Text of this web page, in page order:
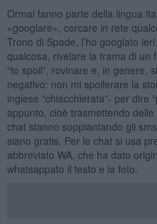
Ormai fanno parte della lingua
«googlare», cercare in rete
Trono di Spade, l’ho googlato
qualcosa, rivelare la trama di un
“to spoil”, rovinare e, in genere,
negativo: non mi spoilerare la
inglese “chiacchierata”- per dire
appunto, cioè trasmettendo
chat stanno soppiantando gli
siano gratis. Per le chat si usa
abbreviato WA, che ha dato
whatsappato il testo e la foto.